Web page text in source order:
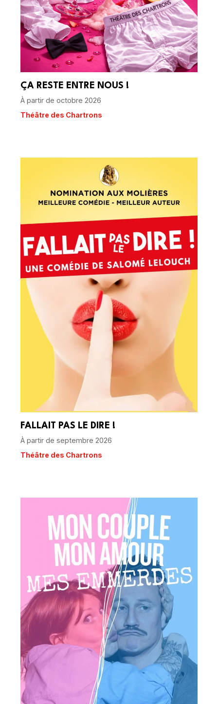
ÇA RESTE ENTRE NOUS !
À partir de octobre 2026
Théâtre des Chartrons
FALLAIT PAS LE DIRE !
À partir de septembre 2026
Théâtre des Chartrons